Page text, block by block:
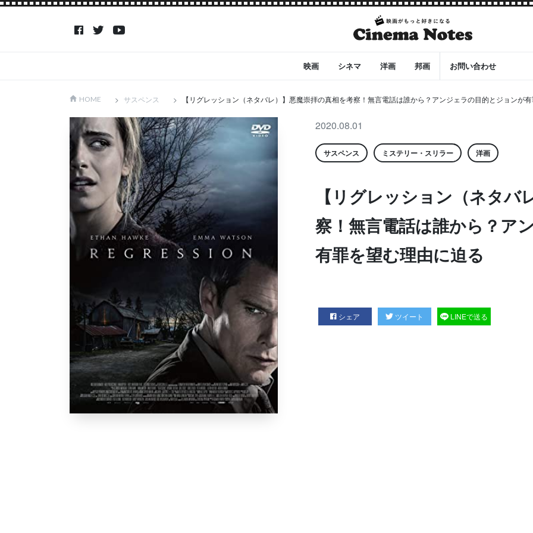
映画 シネマ 洋画 邦画 お問い合わせ
HOME サスペンス 【リグレッション（ネタバレ）】悪魔崇拝の真相を考察！無言電話は誰から？アンジェラの目的とジョンが
2020.08.01
サスペンス ミステリー・スリラー 洋画
【リグレッション（ネタ
察！無言電話は誰から？ア
有罪を望む理由に迫る
シェア ツイート LINEで送る